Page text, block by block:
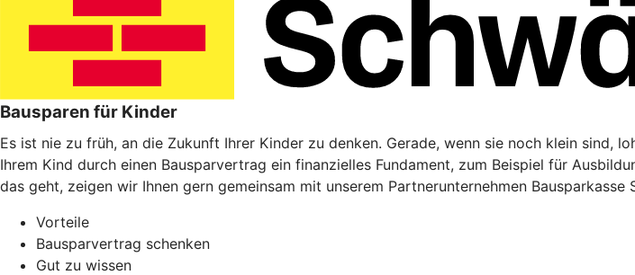
Bausparen für Kinder
Es ist nie zu früh, an die Zukunft Ihrer Kinder zu denken. Gerade, wenn sie noch klein sind,
Ihrem Kind durch einen Bausparvertrag ein finanzielles Fundament, zum Beispiel für
das geht, zeigen wir Ihnen gern gemeinsam mit unserem Partnerunternehmen Bausparkasse
Vorteile
Bausparvertrag schenken
Gut zu wissen